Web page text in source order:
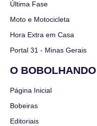
Última Fase
Moto e Motocicleta
Hora Extra em Casa
Portal 31 - Minas Gerais
O BOBOLHANDO
Página Inicial
Bobeiras
Editoriais